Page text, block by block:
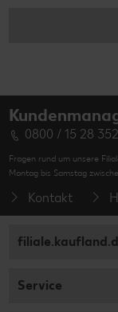
0800 / 15 28 352
Fragen rund um unsere
Montag bis Samstag
Kontakt
Service